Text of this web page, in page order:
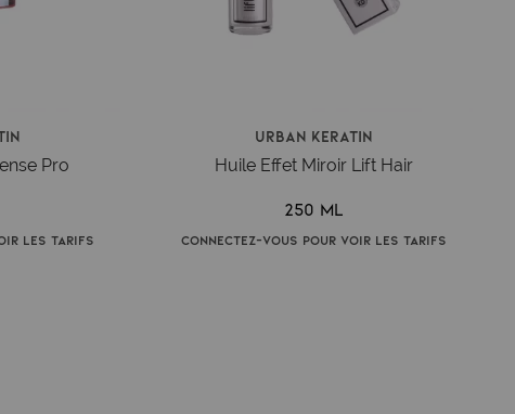
Pro
les tarifs
Urban Keratin
Huile Effet Miroir Lift Hair
250 ml
Connectez-vous pour voir les tarifs